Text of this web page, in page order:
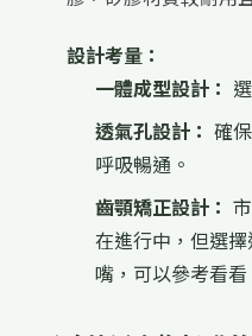
設計考量：
一體成型設計：
透氣孔設計： 確
呼吸暢通。
齒顎矯正設計：
在進行中，但選
嘴，可以參考看看